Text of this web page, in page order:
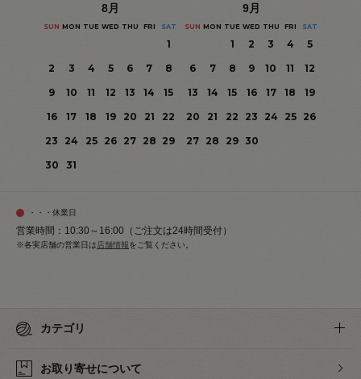
8月
SUN MON TUE WED THU FRI SAT
1
2
3 4 5 6 7
8
9
10 11 12 13 14
15
16
17 18 19 20 21
22
23
24 25 26 27 28 29
30
31
9月
SUN MON TUE WED THU FRI SAT
1 2 3 4
5
6
7 8 9 10 11
12
13
14 15 16 17 18
19
20
21 22 23 24 25
26
27 28 29 30
・・・休業日
営業時間：10:30～16:00（ご注文は24時間受付）
※各実店舗の営業日は 店舗情報をご覧ください。
カテゴリ
お取り寄せについて